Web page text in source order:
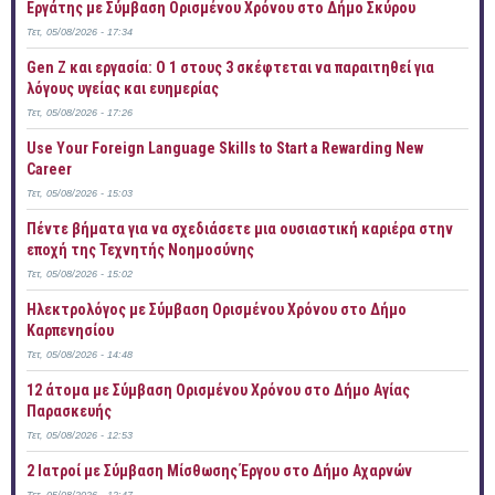
Εργάτης με Σύμβαση Ορισμένου Χρόνου στο Δήμο Σκύρου
Τετ, 05/08/2026 - 17:34
Gen Z και εργασία: Ο 1 στους 3 σκέφτεται να παραιτηθεί για
λόγους υγείας και ευημερίας
Τετ, 05/08/2026 - 17:26
Use Your Foreign Language Skills to Start a Rewarding New
Career
Τετ, 05/08/2026 - 15:03
Πέντε βήματα για να σχεδιάσετε μια ουσιαστική καριέρα στην
εποχή της Τεχνητής Νοημοσύνης
Τετ, 05/08/2026 - 15:02
Ηλεκτρολόγος με Σύμβαση Ορισμένου Χρόνου στο Δήμο
Καρπενησίου
Τετ, 05/08/2026 - 14:48
12 άτομα με Σύμβαση Ορισμένου Χρόνου στο Δήμο Αγίας
Παρασκευής
Τετ, 05/08/2026 - 12:53
2 Ιατροί με Σύμβαση Μίσθωσης Έργου στο Δήμο Αχαρνών